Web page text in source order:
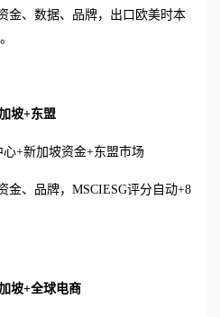
金、数据、品牌，出口欧美时本
坡+东盟
心+新加坡资金+东盟市场
金、品牌， MSCIESG评分自动+8
坡+全球电商